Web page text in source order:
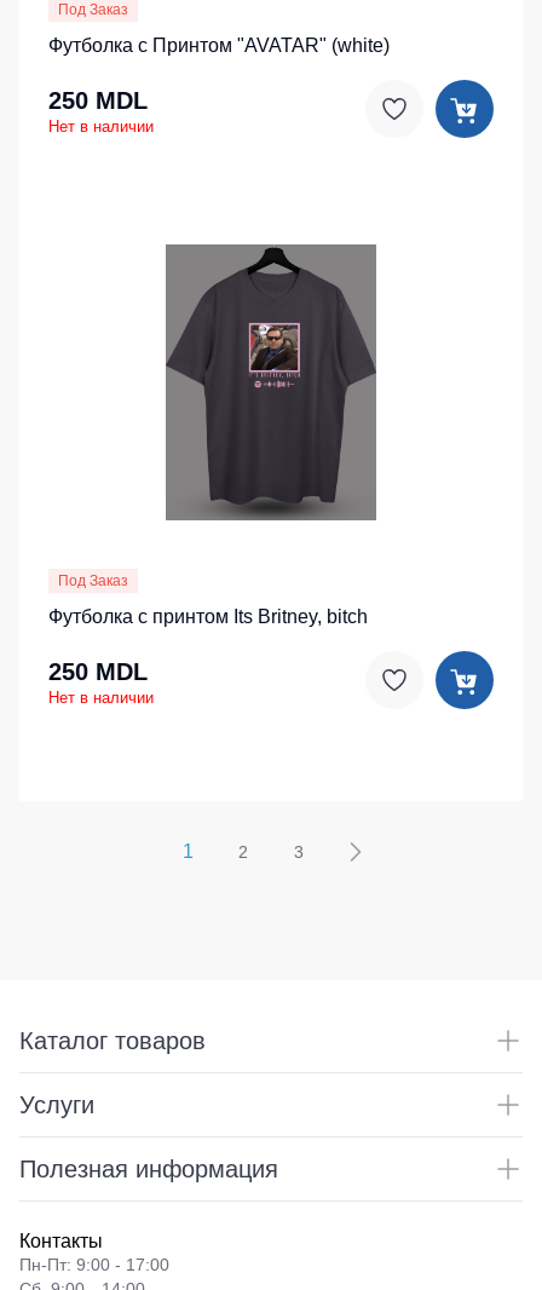
Под Заказ
Футболка с Принтом "AVATAR" (white)
250 MDL
Нет в наличии
Под Заказ
Футболка с принтом Its Britney, bitch
250 MDL
Нет в наличии
1 2 3
Каталог товаров
Услуги
Полезная информация
Контакты
Пн-Пт: 9:00 - 17:00